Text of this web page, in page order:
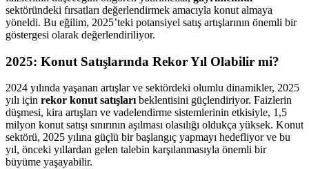
sektöründeki fırsatları değerlendirmek amacıyla konut almaya
yöneldi. Bu eğilim, 2025’teki potansiyel satış artışlarının önemli bir
göstergesi olarak değerlendiriliyor.
2025: Konut Satışlarında Rekor Yıl Olabilir mi?
2024 yılında yaşanan artışlar ve sektördeki olumlu dinamikler, 2025
yılı için rekor konut satışları beklentisini güçlendiriyor. Faizlerin
düşmesi, kira artışları ve vadelendirme sistemlerinin etkisiyle, 1,5
milyon konut satışı sınırının aşılması olasılığı oldukça yüksek. Konut
sektörü, 2025 yılına güçlü bir başlangıç yapmayı hedefliyor ve bu
yıl, önceki yıllardan gelen talebin karşılanmasıyla önemli bir
büyüme yaşayabilir.